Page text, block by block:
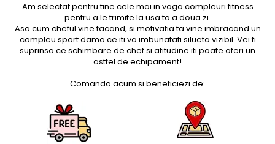
Am selectat pentru tine cele mai in voga compleuri fitness
pentru a le trimite la usa ta a doua zi.
Asa cum cheful vine facand, si motivatia ta vine imbracand un
compleu sport dama ce iti va imbunatati silueta vizibil. Vei fi
suprinsa ce schimbare de chef si atitudine iti poate oferi un
astfel de echipament!
Comanda acum si beneficiezi de: